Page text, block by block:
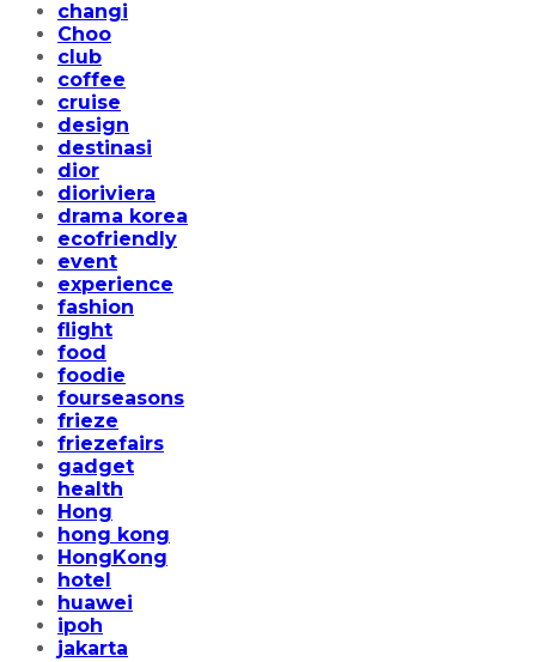
changi
Choo
club
coffee
cruise
design
destinasi
dior
dioriviera
drama korea
ecofriendly
event
experience
fashion
flight
food
foodie
fourseasons
frieze
friezefairs
gadget
health
Hong
hong kong
HongKong
hotel
huawei
ipoh
jakarta